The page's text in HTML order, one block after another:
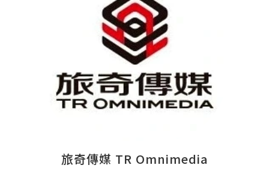
旅奇傳媒 TR Omnimedia